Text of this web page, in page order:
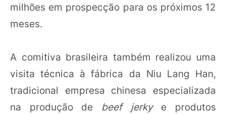
milhões em prospecção para os próximos 12
meses.
A comitiva brasileira também realizou uma
visita técnica à fábrica da Niu Lang Han,
tradicional empresa chinesa especializada
na produção de beef jerkye produtos